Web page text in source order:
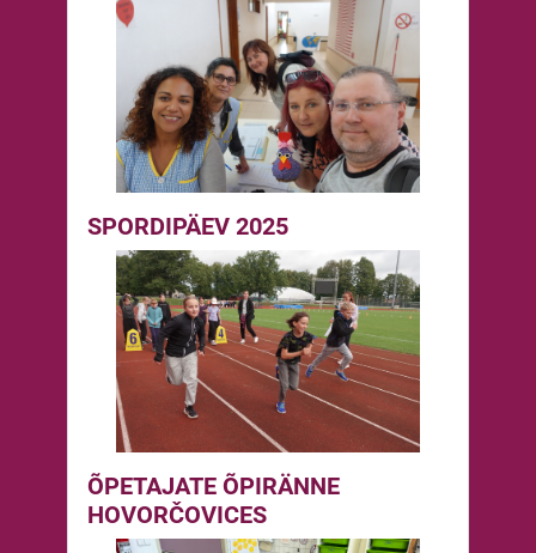
SPORDIPÄEV 2025
ÕPETAJATE ÕPIRÄNNE
HOVORČOVICES